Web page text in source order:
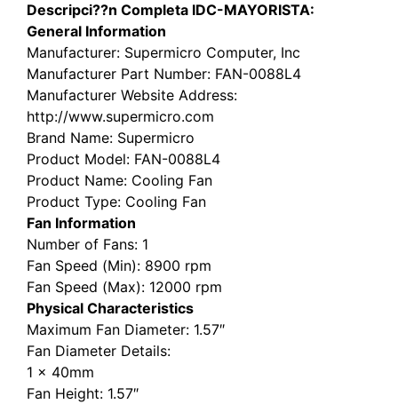
Descripci??n Completa IDC-MAYORISTA:
General Information
Manufacturer: Supermicro Computer, Inc
Manufacturer Part Number: FAN-0088L4
Manufacturer Website Address:
http://www.supermicro.com
Brand Name: Supermicro
Product Model: FAN-0088L4
Product Name: Cooling Fan
Product Type: Cooling Fan
Fan Information
Number of Fans: 1
Fan Speed (Min): 8900 rpm
Fan Speed (Max): 12000 rpm
Physical Characteristics
Maximum Fan Diameter: 1.57″
Fan Diameter Details:
1 x 40mm
Fan Height: 1.57″